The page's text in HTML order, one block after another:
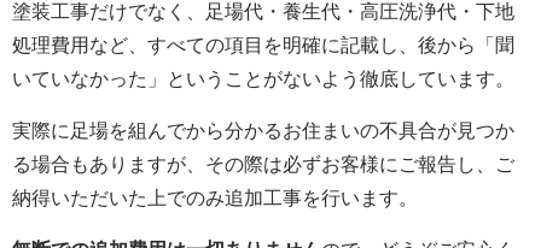
塗装工事だけでなく、足場代・養生代・高圧洗浄代・下地
処理費用など、すべての項目を明確に記載し、後から「聞
いていなかった」ということがないよう徹底しています。
実際に足場を組んでから分かるお住まいの不具合が見つか
る場合もありますが、その際は必ずお客様にご報告し、ご
納得いただいた上でのみ追加工事を行います。